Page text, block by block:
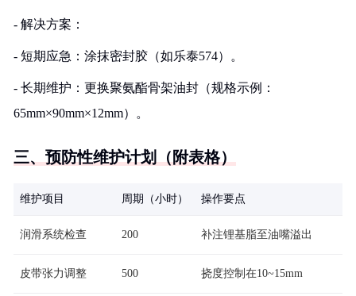
- 解决方案：
- 短期应急：涂抹密封胶（如乐泰574）。
- 长期维护：更换聚氨酯骨架油封（规格示例：
65mm×90mm×12mm）。
三、预防性维护计划（附表格）
维护项目 周期（小时） 操作要点
润滑系统检查 200 补注锂基脂至油嘴溢出
皮带张力调整 500 挠度控制在10~15mm